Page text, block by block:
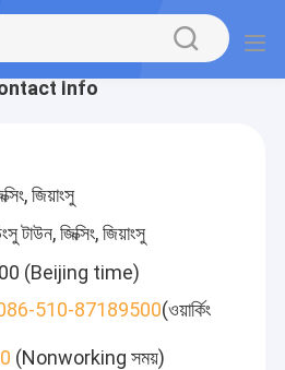
Info
জিয়াংসু
টাউন, জিক্সিং, জিয়াংসু
(Beijing time)
510-87189500(ওয়ার্কিং
(Nonworking সময়)